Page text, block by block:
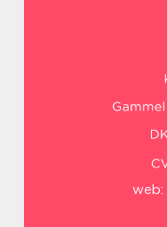
web: